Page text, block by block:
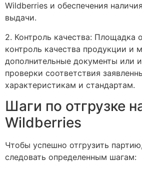
Wildberries и обеспечения
выдачи.
2. Контроль качества: Площадка
контроль качества продукции и
дополнительные документы или
проверки соответствия
характеристикам и стандартам.
Шаги по отгрузке
Wildberries
Чтобы успешно отгрузить
следовать определенным шагам: